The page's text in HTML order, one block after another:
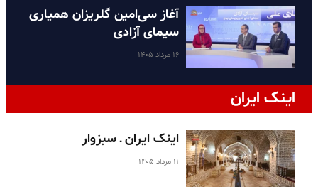
آغاز سی‌امین گلریزان همیاری
سیمای آزادی
۱۶ مرداد ۱۴۰۵
اینک ایران
اینک ایران ـ سبزوار
۱۱ مرداد ۱۴۰۵